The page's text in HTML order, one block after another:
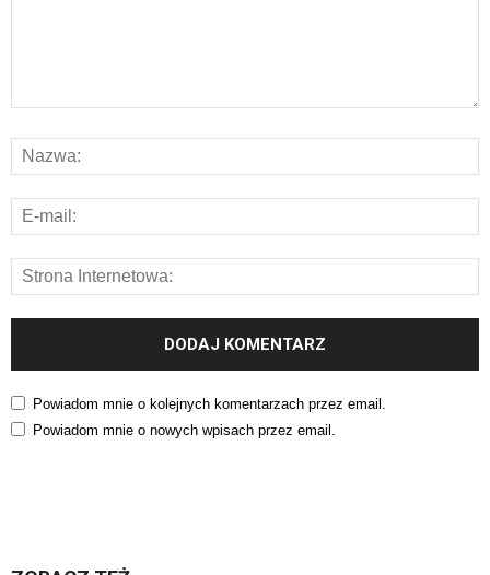
Powiadom mnie o kolejnych komentarzach przez email.
Powiadom mnie o nowych wpisach przez email.